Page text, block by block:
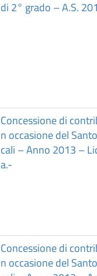
di 2° grado – A.S.
Concessione di
n occasione del
cali – Anno 2013 –
a.-
Concessione di
n occasione del